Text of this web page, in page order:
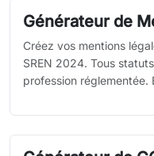
Générateur de
Créez vos mentions
SREN 2024. Tous
profession réglementée.